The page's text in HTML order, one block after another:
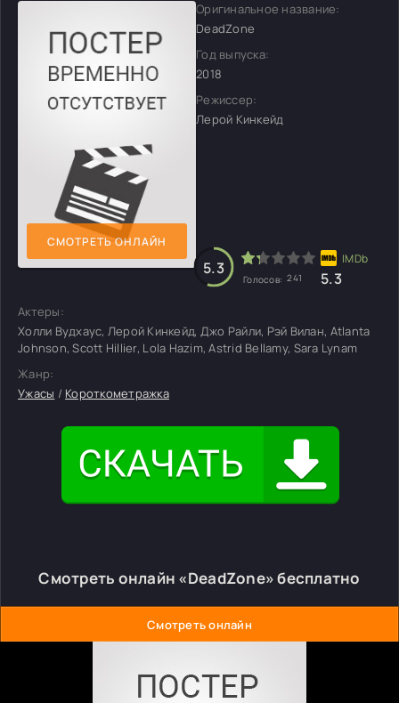
СМОТРЕТЬ ОНЛАЙН
Оригинальное название:
DeadZone
Год выпуска:
2018
Режиссер:
Лерой Кинкейд
5.3
Голосов: 241 5.3
Актеры:
Холли Вудхаус, Лерой Кинкейд, Джо Райли, Рэй Вилан, Atlanta
Johnson, Scott Hillier, Lola Hazim, Astrid Bellamy, Sara Lynam
Жанр:
Ужасы / Короткометражка
Смотреть онлайн «DeadZone» бесплатно
Смотреть онлайн